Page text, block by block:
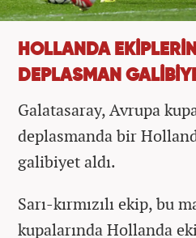
HOLLANDA
DEPLASMAN
Galatasaray, Avrupa
deplasmanda bir
galibiyet aldı.
Sarı-kırmızılı ekip, bu
kupalarında Hollanda